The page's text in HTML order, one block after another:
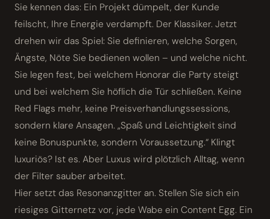
Sie kennen das: Ein Projekt dümpelt, der Kunde
feilscht, Ihre Energie verdampft. Der Klassiker. Jetzt
drehen wir das Spiel: Sie definieren, welche Sorgen,
Ängste, Nöte Sie bedienen wollen – und welche nicht.
Sie legen fest, bei welchem Honorar die Party steigt
und bei welchem Sie höflich die Tür schließen. Keine
Red Flags mehr, keine Preisverhandlungssessions,
sondern klare Ansagen. „Spaß und Leichtigkeit sind
keine Bonuspunkte, sondern Voraussetzung.“ Klingt
luxuriös? Ist es. Aber Luxus wird plötzlich Alltag, wenn
der Filter sauber arbeitet.
Hier setzt das Resonanzgitter an. Stellen Sie sich ein
riesiges Gitternetz vor, jede Wabe ein Content Egg. Ein